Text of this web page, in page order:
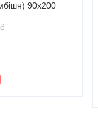
90х200